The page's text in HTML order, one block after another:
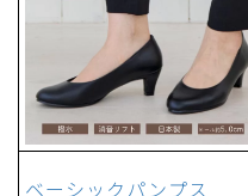
ベーシックパンプス